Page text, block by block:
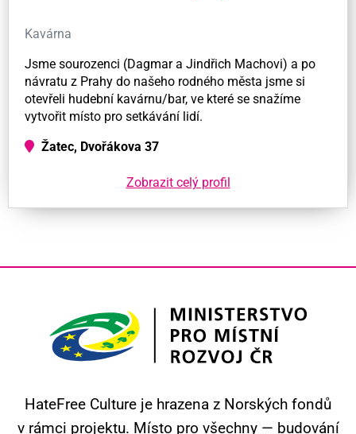
Kavárna
Jsme sourozenci (Dagmar a Jindřich Machovi) a po
návratu z Prahy do našeho rodného města jsme si
otevřeli hudební kavárnu/bar, ve které se snažíme
vytvořit místo pro setkávání lidí.
Žatec, Dvořákova 37
Zobrazit celý profil
HateFree Culture je hrazena z Norských fondů
v rámci projektu. Místo pro všechny — budování